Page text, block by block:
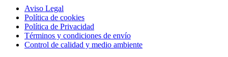
Aviso Legal
Política de cookies
Política de Privacidad
Términos y condiciones de envío
Control de calidad y medio ambiente